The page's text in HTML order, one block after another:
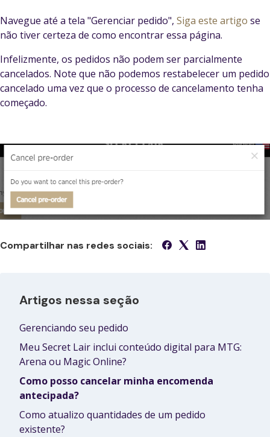
Navegue até a tela "Gerenciar pedido", Siga este artigo se
não tiver certeza de como encontrar essa página.
Infelizmente, os pedidos não podem ser parcialmente
cancelados. Note que não podemos restabelecer um pedido
cancelado uma vez que o processo de cancelamento tenha
começado.
Compartilhar nas redes sociais:
Artigos nessa seção
Gerenciando seu pedido
Meu Secret Lair inclui conteúdo digital para MTG:
Arena ou Magic Online?
Como posso cancelar minha encomenda
antecipada?
Como atualizo quantidades de um pedido
existente?